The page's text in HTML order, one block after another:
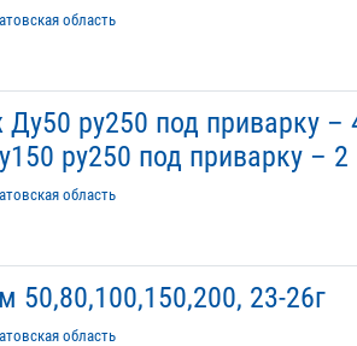
область
ру250 под приварку –
ру250 под приварку – 2
область
23-26г
область